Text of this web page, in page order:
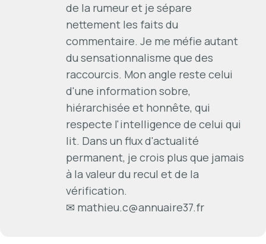
de la rumeur et je sépare
nettement les faits du
commentaire. Je me méfie autant
du sensationnalisme que des
raccourcis. Mon angle reste celui
d'une information sobre,
hiérarchisée et honnête, qui
respecte l'intelligence de celui qui
lit. Dans un flux d'actualité
permanent, je crois plus que jamais
à la valeur du recul et de la
vérification.
✉ mathieu.c@annuaire37.fr